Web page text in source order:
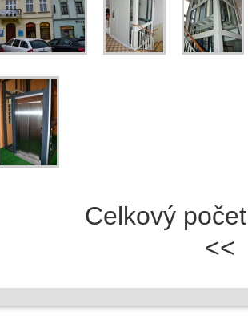
Celkový
<<